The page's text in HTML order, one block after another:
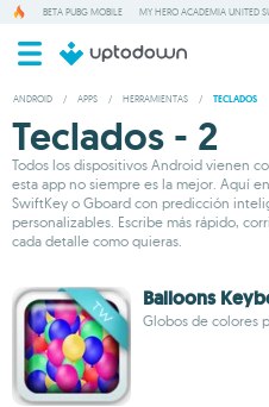
BETA PUBG MOBILE MY HERO ACADEMIA UNITED
ANDROID / APPS / HERRAMIENTAS / TECLADOS
Teclados - 2
Todos los dispositivos Android vienen
esta app no siempre es la mejor. Aquí
SwiftKey o Gboard con predicción
personalizables. Escribe más rápido,
cada detalle como quieras.
Balloons
Globos de colores